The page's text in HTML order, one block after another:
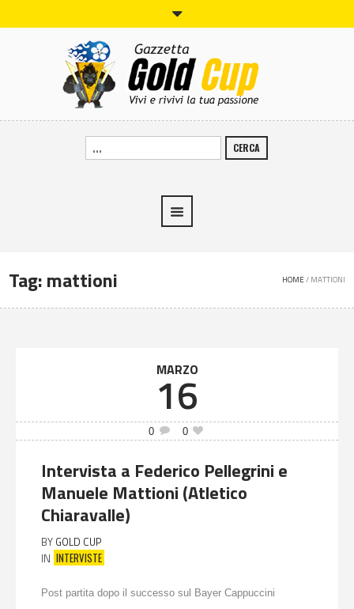
CERCA
Tag:mattioni HOME/ MATTIONI
MARZO
16
0 0
Intervista a Federico Pellegrini e
Manuele Mattioni (Atletico
Chiaravalle)
BY GOLD CUP
IN INTERVISTE
Post partita dopo il successo sul Bayer Cappuccini